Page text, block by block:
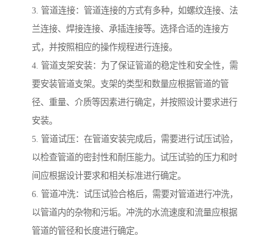
3. 管道连接：管道连接的方式有多种，如螺纹连接、法
兰连接、焊接连接、承插连接等。选择合适的连接方
式，并按照相应的操作规程进行连接。
4. 管道支架安装：为了保证管道的稳定性和安全性，需
要安装管道支架。支架的类型和数量应根据管道的管
径、重量、介质等因素进行确定，并按照设计要求进行
安装。
5. 管道试压：在管道安装完成后，需要进行试压试验，
以检查管道的密封性和耐压能力。试压试验的压力和时
间应根据设计要求和相关标准进行确定。
6. 管道冲洗：试压试验合格后，需要对管道进行冲洗，
以管道内的杂物和污垢。冲洗的水流速度和流量应根据
管道的管径和长度进行确定。